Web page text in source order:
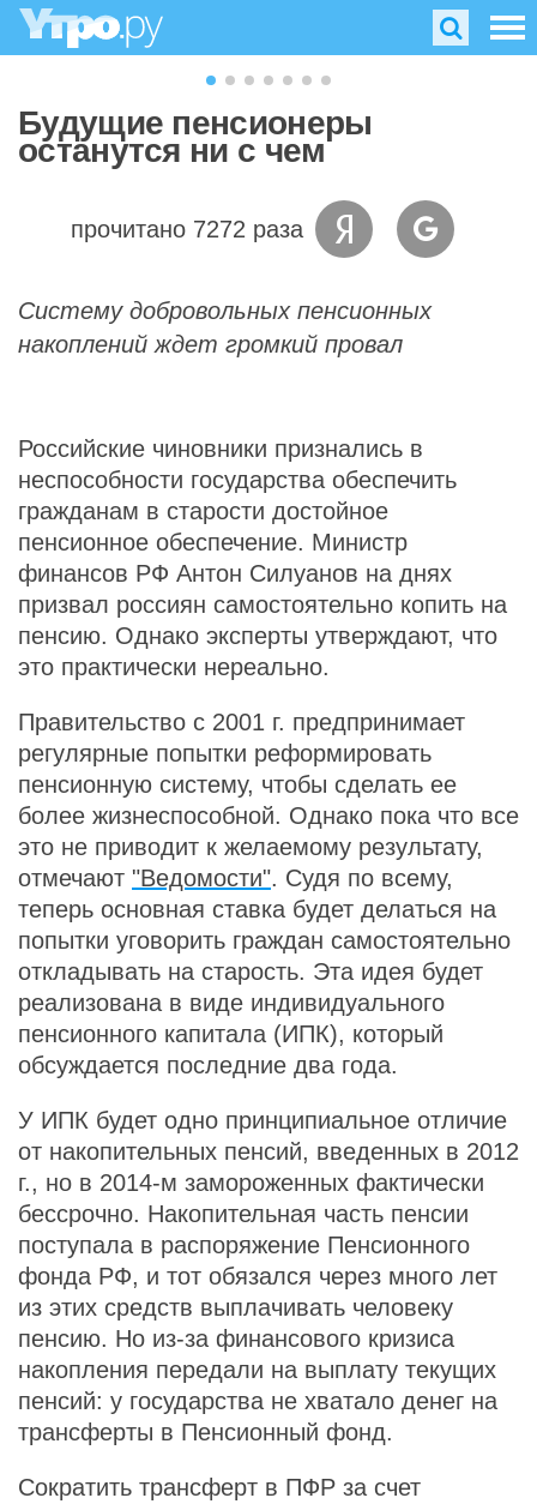
Будущие пенсионеры
останутся ни с чем
прочитано 7272 раза
Систему добровольных пенсионных
накоплений ждет громкий провал
Российские чиновники признались в
неспособности государства обеспечить
гражданам в старости достойное
пенсионное обеспечение. Министр
финансов РФ Антон Силуанов на днях
призвал россиян самостоятельно копить на
пенсию. Однако эксперты утверждают, что
это практически нереально.
Правительство с 2001 г. предпринимает
регулярные попытки реформировать
пенсионную систему, чтобы сделать ее
более жизнеспособной. Однако пока что все
это не приводит к желаемому результату,
отмечают "Ведомости". Судя по всему,
теперь основная ставка будет делаться на
попытки уговорить граждан самостоятельно
откладывать на старость. Эта идея будет
реализована в виде индивидуального
пенсионного капитала (ИПК), который
обсуждается последние два года.
У ИПК будет одно принципиальное отличие
от накопительных пенсий, введенных в 2012
г., но в 2014-м замороженных фактически
бессрочно. Накопительная часть пенсии
поступала в распоряжение Пенсионного
фонда РФ, и тот обязался через много лет
из этих средств выплачивать человеку
пенсию. Но из-за финансового кризиса
накопления передали на выплату текущих
пенсий: у государства не хватало денег на
трансферты в Пенсионный фонд.
Сократить трансферт в ПФР за счет